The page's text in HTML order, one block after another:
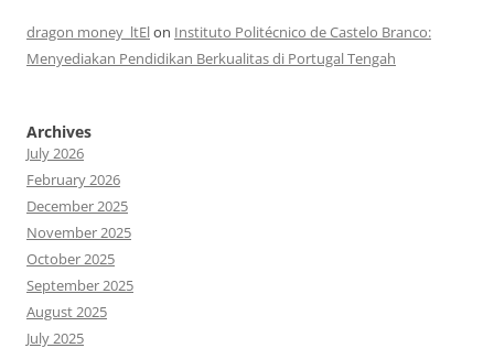
dragon money_ltElon Instituto Politécnico de Castelo Branco:
Menyediakan Pendidikan Berkualitas di Portugal Tengah
Archives
July 2026
February 2026
December 2025
November 2025
October 2025
September 2025
August 2025
July 2025